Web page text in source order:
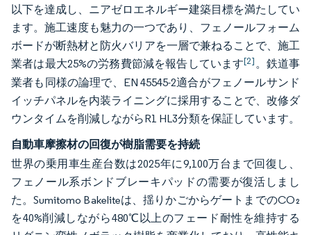
以下を達成し、ニアゼロエネルギー建築目標を満たしてい
ます。施工速度も魅力の一つであり、フェノールフォーム
ボードが断熱材と防火バリアを一層で兼ねることで、施工
業者は最大25%の労務費節減を報告しています[2]。鉄道事
業者も同様の論理で、EN 45545-2適合がフェノールサンド
イッチパネルを内装ライニングに採用することで、改修ダ
ウンタイムを削減しながらR1 HL3分類を保証しています。
自動車摩擦材の回復が樹脂需要を持続
世界の乗用車生産台数は2025年に9,100万台まで回復し、
フェノール系ボンドブレーキパッドの需要が復活しまし
た。Sumitomo Bakeliteは、揺りかごからゲートまでのCO₂
を40%削減しながら480℃以上のフェード耐性を維持する